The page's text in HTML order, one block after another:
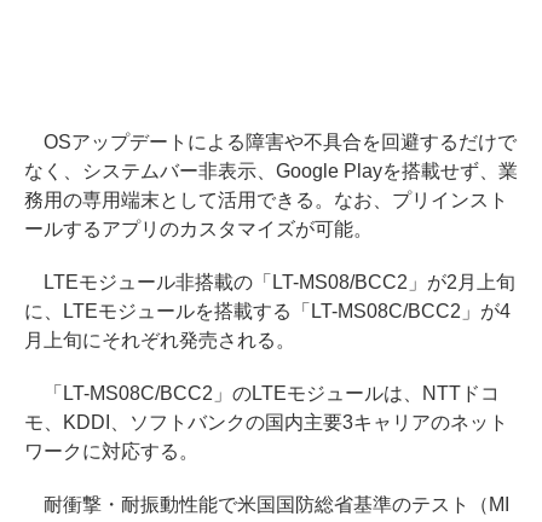
OSアップデートによる障害や不具合を回避するだけで
なく、システムバー非表示、Google Playを搭載せず、業
務用の専用端末として活用できる。なお、プリインスト
ールするアプリのカスタマイズが可能。
LTEモジュール非搭載の「LT-MS08/BCC2」が2月上旬
に、LTEモジュールを搭載する「LT-MS08C/BCC2」が4
月上旬にそれぞれ発売される。
「LT-MS08C/BCC2」のLTEモジュールは、NTTドコ
モ、KDDI、ソフトバンクの国内主要3キャリアのネット
ワークに対応する。
耐衝撃・耐振動性能で米国国防総省基準のテスト（MI